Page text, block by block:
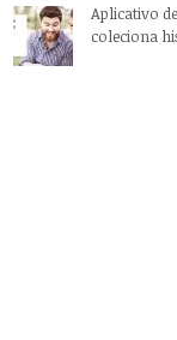
Aplicativo
coleciona